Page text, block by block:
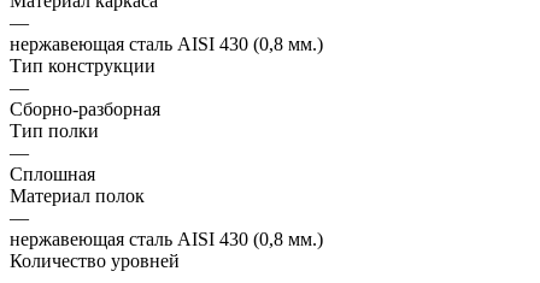
—
нержавеющая сталь AISI 430 (0,8 мм.)
Тип конструкции
—
Сборно-разборная
Тип полки
—
Сплошная
Материал полок
—
нержавеющая сталь AISI 430 (0,8 мм.)
Количество уровней